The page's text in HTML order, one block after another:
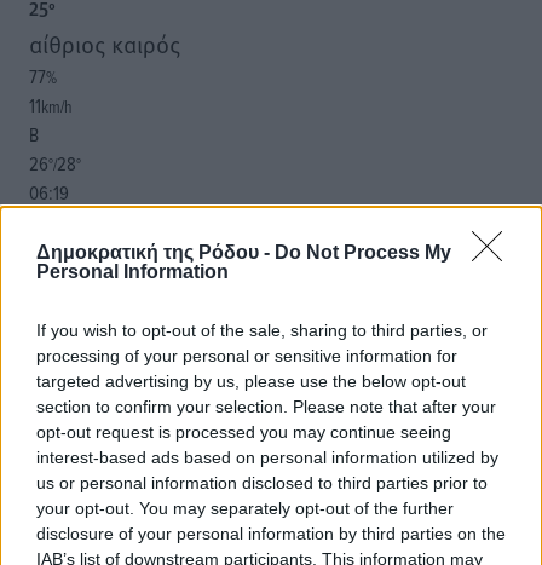
Δημοκρατική της Ρόδου - Do Not Process My
Personal Information
If you wish to opt-out of the sale, sharing to third parties, or
processing of your personal or sensitive information for
targeted advertising by us, please use the below opt-out
section to confirm your selection. Please note that after your
opt-out request is processed you may continue seeing
interest-based ads based on personal information utilized by
us or personal information disclosed to third parties prior to
your opt-out. You may separately opt-out of the further
disclosure of your personal information by third parties on the
IAB’s list of downstream participants. This information may
25°
αίθριος καιρός
77%
11km/h
Β
26°/28°
06:19
πρόγνωση:
33°
30 °
ΤΡ
28
ΤΕ
29°
ΠΕ